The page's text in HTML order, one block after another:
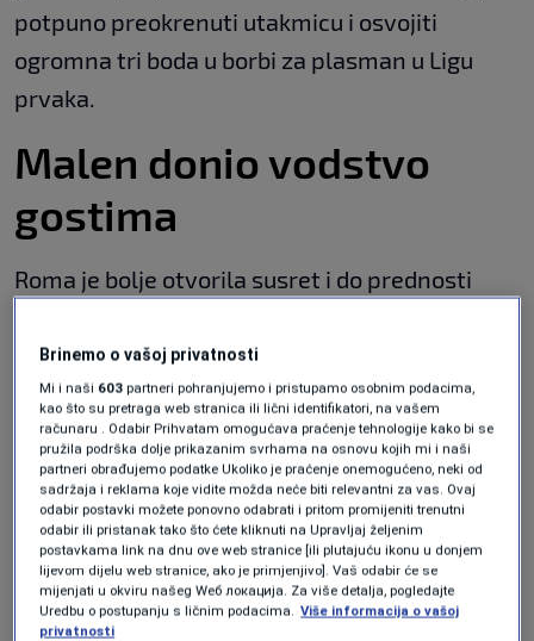
potpuno preokrenuti utakmicu i osvojiti
ogromna tri boda u borbi za plasman u Ligu
prvaka.
Malen donio vodstvo
gostima
Roma je bolje otvorila susret i do prednosti
Šta se desilo u finišu susreta: Edin
Atić odbio poziv Muhameda Pašalića
da uđe u igru?
KOŠARKA| 10. maj.
Arsenal nakon šokantne završnice i
teške sudijske odluke srušio West
Ham: Topnici stigli korak bliže
naslovu prvaka (VIDEO)
NOGOMET|10. maj.
Željezničar je navijačima pružio
Brinemo o vašoj privatnosti
Mi i naši 603 partneri pohranjujemo i pristupamo osobnim podacima,
kao što su pretraga web stranica ili lični identifikatori, na vašem
računaru . Odabir Prihvatam omogućava praćenje tehnologije kako bi se
pružila podrška dolje prikazanim svrhama na osnovu kojih mi i naši
partneri obrađujemo podatke Ukoliko je praćenje onemogućeno, neki od
sadržaja i reklama koje vidite možda neće biti relevantni za vas. Ovaj
odabir postavki možete ponovno odabrati i pritom promijeniti trenutni
odabir ili pristanak tako što ćete kliknuti na Upravljaj željenim
postavkama link na dnu ove web stranice [ili plutajuću ikonu u donjem
lijevom dijelu web stranice, ako je primjenjivo]. Vaš odabir će se
mijenjati u okviru našeg Wеб локација. Za više detalja, pogledajte
Uredbu o postupanju s ličnim podacima. Više informacija o vašoj
privatnosti